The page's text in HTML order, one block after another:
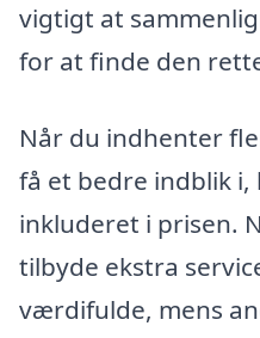
vigtigt at
for at finde den
Når du indhenter
få et bedre indblik i,
inkluderet i prisen.
tilbyde ekstra
værdifulde, mens